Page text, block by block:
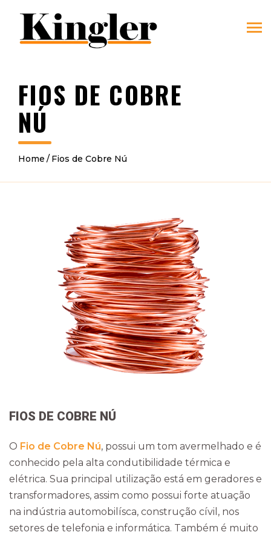
FIOS DE COBRE
NÚ
Home Fios de Cobre Nú
FIOS DE COBRE NÚ
O Fio de Cobre Nú, possui um tom avermelhado e é
conhecido pela alta condutibilidade térmica e
elétrica. Sua principal utilização está em geradores e
transformadores, assim como possui forte atuação
na indústria automobilísca, construção cívil, nos
setores de telefonia e informática. Também é muito